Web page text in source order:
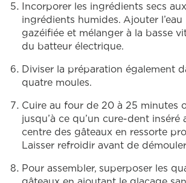
Incorporer les ingrédients secs aux
ingrédients humides. Ajouter l’eau
gazéifiée et mélanger à la basse
du batteur électrique.
Diviser la préparation également
quatre moules.
Cuire au four de 20 à 25 minutes
jusqu’à ce qu’un cure-dent inséré
centre des gâteaux en ressorte
Laisser refroidir avant de
Pour assembler, superposer les